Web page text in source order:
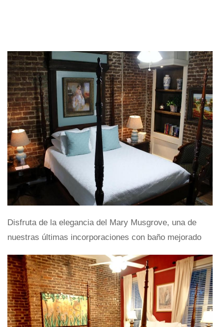
Disfruta de la elegancia del Mary Musgrove, una de
nuestras últimas incorporaciones con baño mejorado